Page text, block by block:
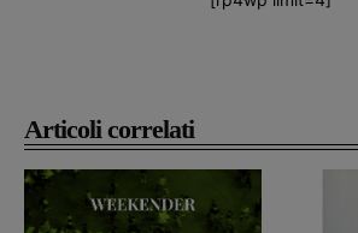
Articoli correlati